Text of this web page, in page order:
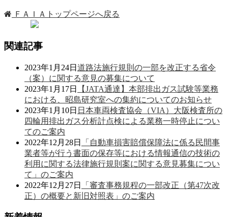
ＦＡＩＡトップページへ戻る
関連記事
2023年1月24日 道路法施行規則の一部を改正する省令
（案）に関する意見の募集について
2023年1月17日
【JATA通達】本部排出ガス試験等業務
における、昭島研究室への集約についてのお知らせ
2023年1月10日 日本車両検査協会（VIA）大阪検査所の
四輪用排出ガス分析計点検による業務一時停止につい
てのご案内
2022年12月28日
「自動車損害賠償保障法に係る民間事
業者等が行う書面の保存等における情報通信の技術の
利用に関する法律施行規則案に関する意見募集につい
て」のご案内
2022年12月27日
「審査事務規程の一部改正（第47次改
正）の概要と新旧対照表」のご案内